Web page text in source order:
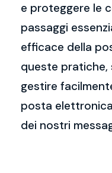
e proteggere le
passaggi
efficace della
queste pratiche,
gestire
posta
dei nostri